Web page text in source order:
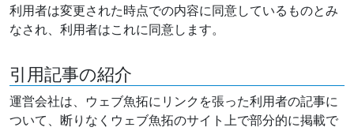
利用者は変更された時点での内容に同意しているものとみ
なされ、利用者はこれに同意します。
引用記事の紹介
運営会社は、ウェブ魚拓にリンクを張った利用者の記事に
ついて、断りなくウェブ魚拓のサイト上で部分的に掲載で